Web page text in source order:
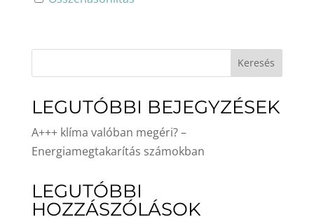
Keresés
LEGUTÓBBI BEJEGYZÉSEK
A+++ klíma valóban megéri? –
Energiamegtakarítás számokban
LEGUTÓBBI
HOZZÁSZÓLÁSOK